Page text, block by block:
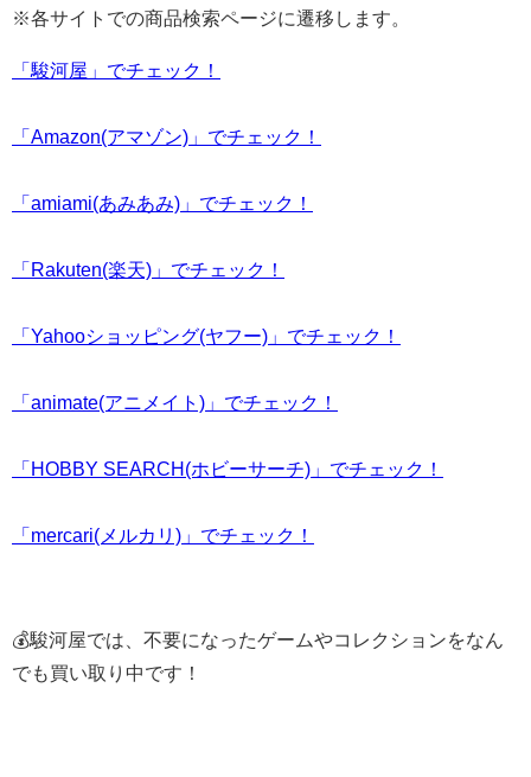
※各サイトでの商品検索ページに遷移します。
「駿河屋」でチェック！
「Amazon(アマゾン)」でチェック！
「amiami(あみあみ)」でチェック！
「Rakuten(楽天)」でチェック！
「Yahooショッピング(ヤフー)」でチェック！
「animate(アニメイト)」でチェック！
「HOBBY SEARCH(ホビーサーチ)」でチェック！
「mercari(メルカリ)」でチェック！
💰駿河屋では、不要になったゲームやコレクションをなん
でも買い取り中です！